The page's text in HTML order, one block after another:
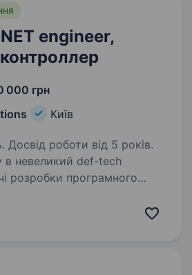
engineer,
000 грн
Київ
Досвід роботи від 5 років.
невеликий def-tech
розробки програмного
навігації та пілотування